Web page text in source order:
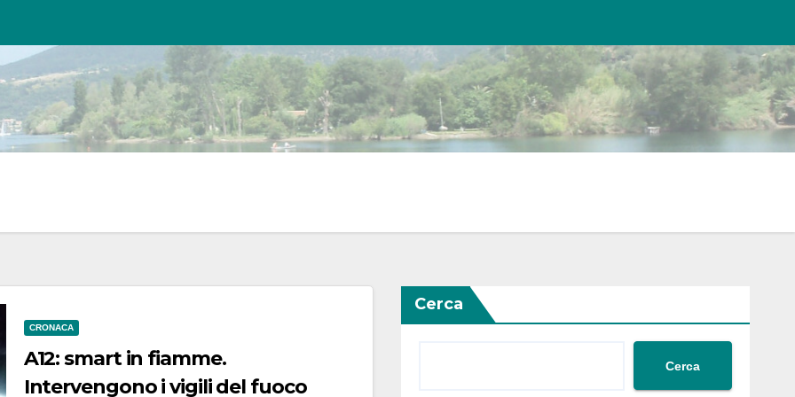
CRONACA
A12: smart in fiamme.
Intervengono i vigili del fuoco
Cerca
Cerca